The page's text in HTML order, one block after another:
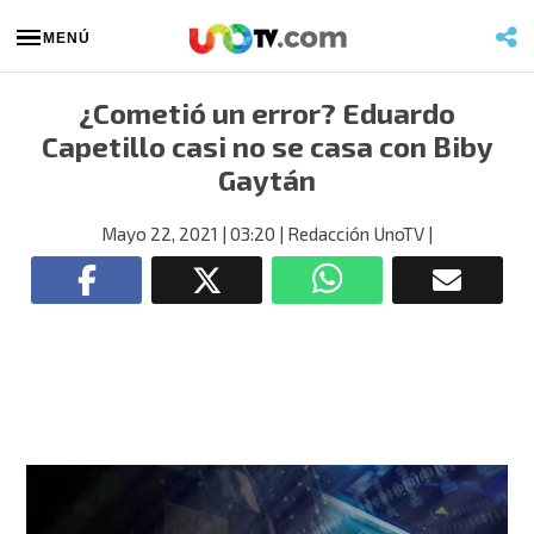
MENÚ
¿Cometió un error? Eduardo
Capetillo casi no se casa con Biby
Gaytán
Mayo 22, 2021 | 03:20 | Redacción UnoTV |